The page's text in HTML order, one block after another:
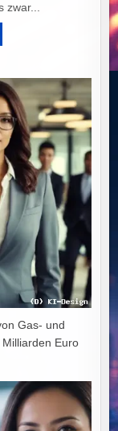
Gas- und
Euro